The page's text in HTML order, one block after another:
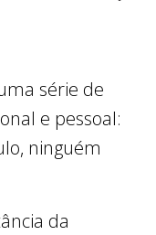
série de
e pessoal:
ninguém
da